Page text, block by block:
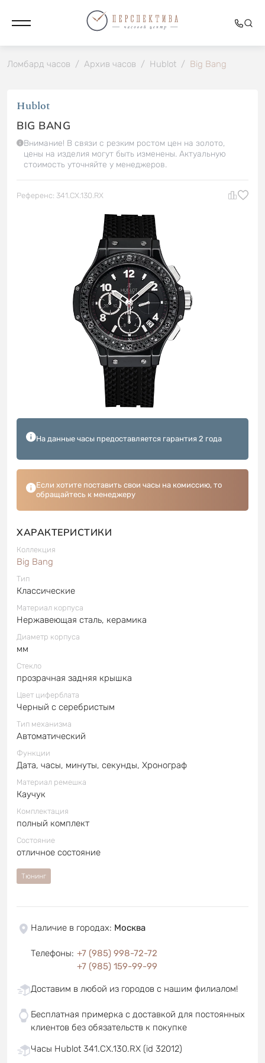
Ломбард часов / Архив часов / Hublot / Big Bang
Hublot
BIG BANG
Внимание! В связи с резким ростом цен на золото,
цены на изделия могут быть изменены. Актуальную
стоимость уточняйте у менеджеров.
Референс: 341.CX.130.RX
На данные часы предоставляется гарантия 2 года
Если хотите поставить свои часы на комиссию, то
обращайтесь к менеджеру
ХАРАКТЕРИСТИКИ
Коллекция
Big Bang
Тип
Классические
Материал корпуса
Нержавеющая сталь, керамика
Диаметр корпуса
мм
Стекло
прозрачная задняя крышка
Цвет циферблата
Черный с серебристым
Тип механизма
Автоматический
Функции
Дата, часы, минуты, секунды, Хронограф
Материал ремешка
Каучук
Комплектация
полный комплект
Состояние
отличное состояние
Тюнинг
Наличие в городах: Москва
Телефоны: +7 (985) 998-72-72
+7 (985) 159-99-99
Доставим в любой из городов с нашим филиалом!
Бесплатная примерка с доставкой для постоянных
клиентов без обязательств к покупке
Часы Hublot 341.CX.130.RX (id 32012)